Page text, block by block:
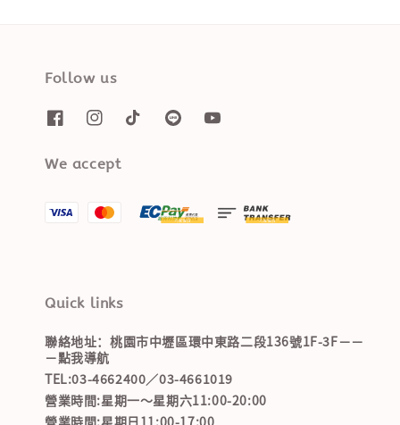
Follow us
We accept
Quick links
聯絡地址：桃園市中壢區環中東路二段136號1F-3F－－
－點我導航
TEL:03-4662400／03-4661019
營業時間:星期一～星期六11:00-20:00
營業時間:星期日11:00-17:00